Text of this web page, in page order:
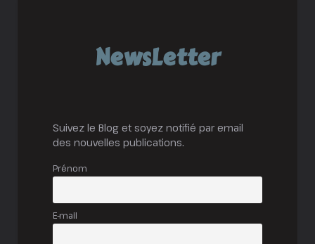
NewsLetter
Suivez le Blog et soyez notifié par email
des nouvelles publications.
Prénom
E-mail